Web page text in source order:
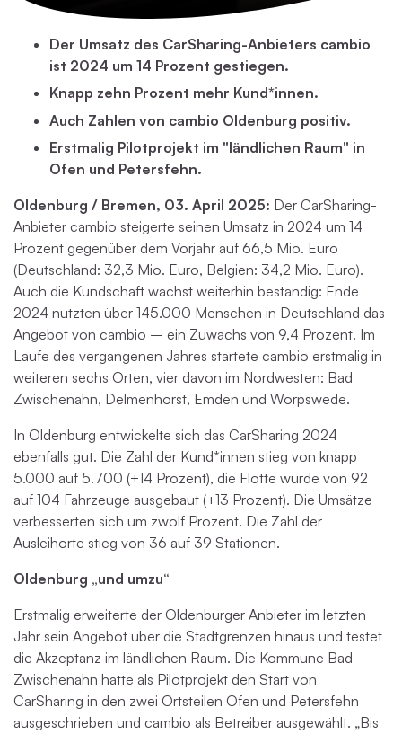
Der Umsatz des CarSharing-Anbieters cambio
ist 2024 um 14 Prozent gestiegen.
Knapp zehn Prozent mehr Kund*innen.
Auch Zahlen von cambio Oldenburg positiv.
Erstmalig Pilotprojekt im "ländlichen Raum" in
Ofen und Petersfehn.
Oldenburg / Bremen, 03. April 2025: Der CarSharing-
Anbieter cambio steigerte seinen Umsatz in 2024 um 14
Prozent gegenüber dem Vorjahr auf 66,5 Mio. Euro
(Deutschland: 32,3 Mio. Euro, Belgien: 34,2 Mio. Euro).
Auch die Kundschaft wächst weiterhin beständig: Ende
2024 nutzten über 145.000 Menschen in Deutschland das
Angebot von cambio – ein Zuwachs von 9,4 Prozent. Im
Laufe des vergangenen Jahres startete cambio erstmalig in
weiteren sechs Orten, vier davon im Nordwesten: Bad
Zwischenahn, Delmenhorst, Emden und Worpswede.
In Oldenburg entwickelte sich das CarSharing 2024
ebenfalls gut. Die Zahl der Kund*innen stieg von knapp
5.000 auf 5.700 (+14 Prozent), die Flotte wurde von 92
auf 104 Fahrzeuge ausgebaut (+13 Prozent). Die Umsätze
verbesserten sich um zwölf Prozent. Die Zahl der
Ausleihorte stieg von 36 auf 39 Stationen.
Oldenburg „und umzu“
Erstmalig erweiterte der Oldenburger Anbieter im letzten
Jahr sein Angebot über die Stadtgrenzen hinaus und testet
die Akzeptanz im ländlichen Raum. Die Kommune Bad
Zwischenahn hatte als Pilotprojekt den Start von
CarSharing in den zwei Ortsteilen Ofen und Petersfehn
ausgeschrieben und cambio als Betreiber ausgewählt. „Bis